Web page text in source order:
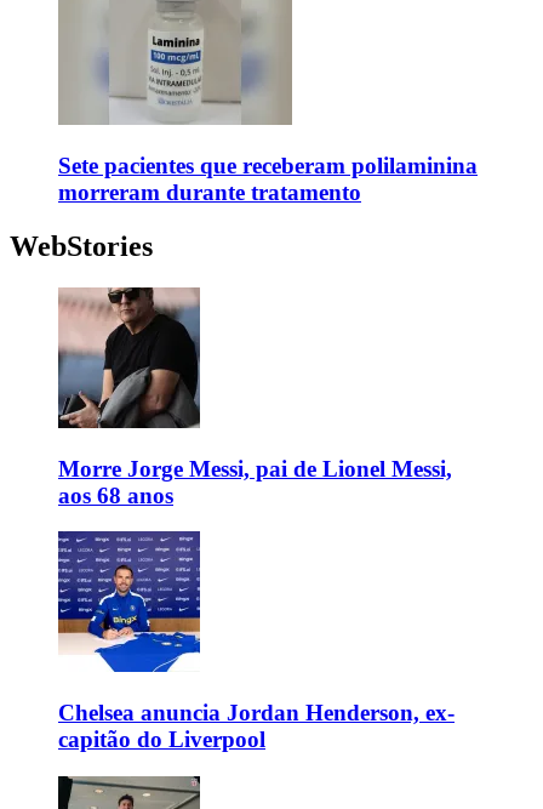
Sete pacientes que receberam polilaminina
morreram durante tratamento
WebStories
Morre Jorge Messi, pai de Lionel Messi,
aos 68 anos
Chelsea anuncia Jordan Henderson, ex-
capitão do Liverpool